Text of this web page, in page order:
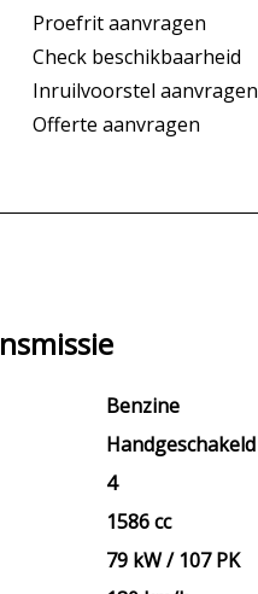
Proefrit aanvragen
Check beschikbaarheid
Inruilvoorstel aanvragen
Offerte aanvragen
Benzine
Handgeschakeld
4
1586 cc
79 kW / 107 PK